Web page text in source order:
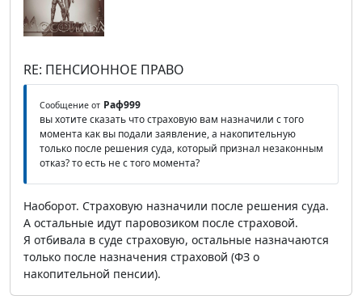
RE: ПЕНСИОННОЕ ПРАВО
Сообщение от Раф999
вы хотите сказать что страховую вам назначили с того
момента как вы подали заявление, а накопительную
только после решения суда, который признал незаконным
отказ? то есть не с того момента?
Наоборот. Страховую назначили после решения суда.
А остальные идут паровозиком после страховой.
Я отбивала в суде страховую, остальные назначаются
только после назначения страховой (ФЗ о
накопительной пенсии).